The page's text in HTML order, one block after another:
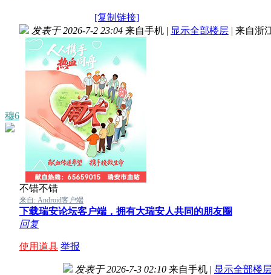
[复制链接]
穆6
发表于 2026-7-2 23:04 来自手机 | 显示全部楼层 | 来自浙
不错不错
来自: Android客户端
下载瑞安论坛客户端，拥有大瑞安人共同的朋友圈
回复
使用道具 举报
发表于 2026-7-3 02:10 来自手机 | 显示全部楼